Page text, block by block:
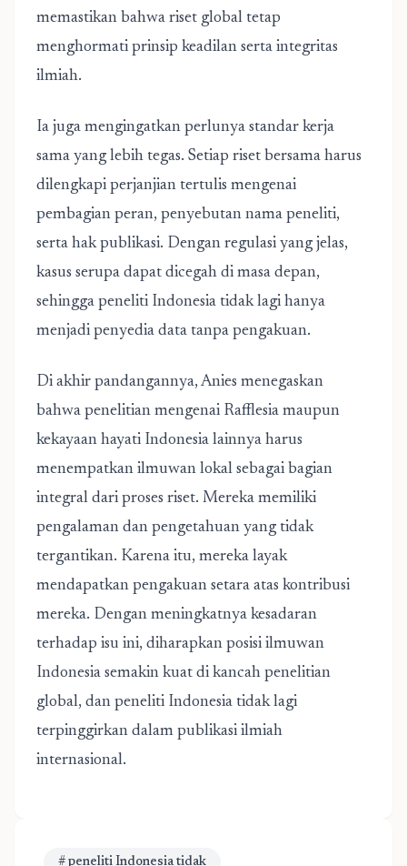
memastikan bahwa riset global tetap
menghormati prinsip keadilan serta integritas
ilmiah.
Ia juga mengingatkan perlunya standar kerja
sama yang lebih tegas. Setiap riset bersama harus
dilengkapi perjanjian tertulis mengenai
pembagian peran, penyebutan nama peneliti,
serta hak publikasi. Dengan regulasi yang jelas,
kasus serupa dapat dicegah di masa depan,
sehingga peneliti Indonesia tidak lagi hanya
menjadi penyedia data tanpa pengakuan.
Di akhir pandangannya, Anies menegaskan
bahwa penelitian mengenai Rafflesia maupun
kekayaan hayati Indonesia lainnya harus
menempatkan ilmuwan lokal sebagai bagian
integral dari proses riset. Mereka memiliki
pengalaman dan pengetahuan yang tidak
tergantikan. Karena itu, mereka layak
mendapatkan pengakuan setara atas kontribusi
mereka. Dengan meningkatnya kesadaran
terhadap isu ini, diharapkan posisi ilmuwan
Indonesia semakin kuat di kancah penelitian
global, dan peneliti Indonesia tidaklagi
terpinggirkan dalam publikasi ilmiah
internasional.
# peneliti Indonesia tidak